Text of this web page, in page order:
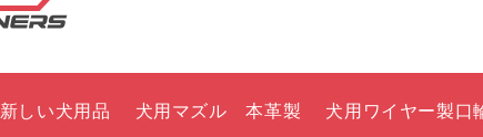
新しい犬用品 犬用マズル 本革製 犬用ワイヤー製口